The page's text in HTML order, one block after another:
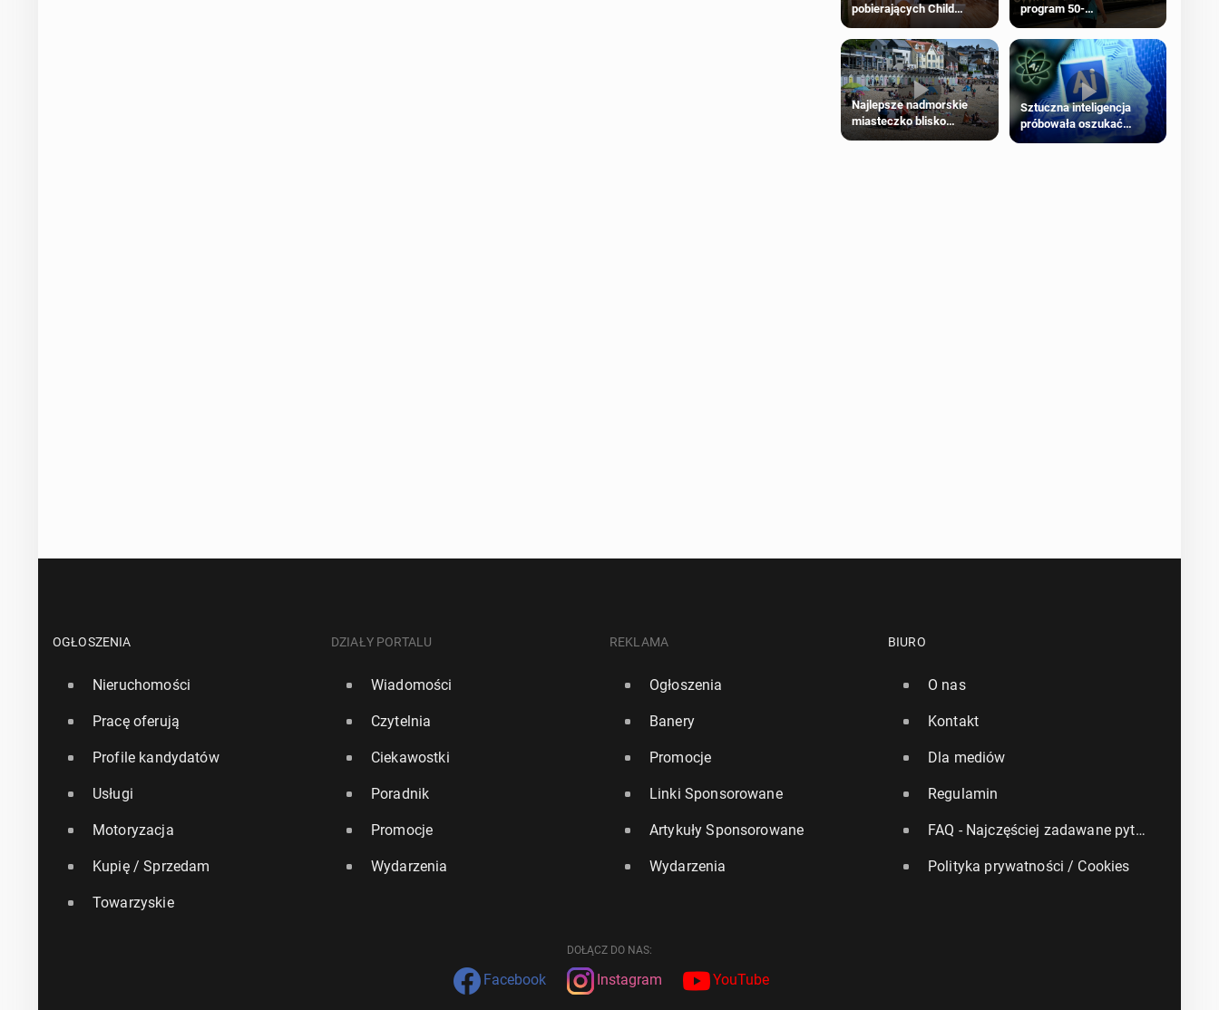
pobierających Child
Benefit. Mogą być
zobowiązani do zwrotu
zasiłku
program 50-
procentowych zniżek
kolejowych na 18-latków
Najlepsze nadmorskie
miasteczko blisko
Sztuczna inteligencja
próbowała oszukać
człowieka
OGŁOSZENIA
Nieruchomości
Pracę oferują
Profile kandydatów
Usługi
Motoryzacja
Kupię / Sprzedam
Towarzyskie
DZIAŁY PORTALU
Wiadomości
Czytelnia
Ciekawostki
Poradnik
Promocje
Wydarzenia
REKLAMA
Ogłoszenia
Banery
Promocje
Linki Sponsorowane
Artykuły Sponsorowane
Wydarzenia
BIURO
O nas
Kontakt
Dla mediów
Regulamin
FAQ - Najczęściej zadawane pytania
Polityka prywatności / Cookies
DOŁĄCZ DO NAS:
Facebook Instagram YouTube